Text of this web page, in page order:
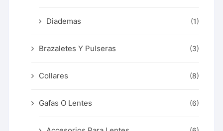
Diademas (1)
Brazaletes Y Pulseras (3)
Collares (8)
Gafas O Lentes (6)